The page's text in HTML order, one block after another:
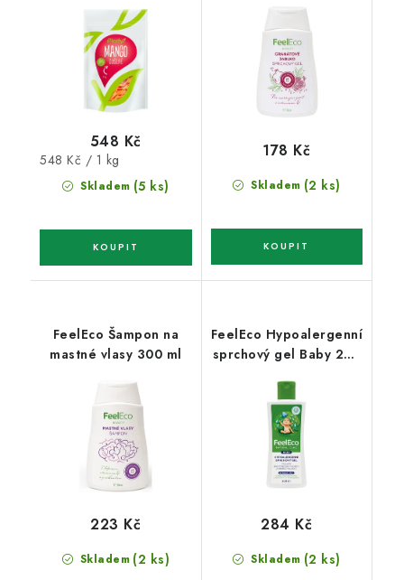
Skladem (5 ks)
548 Kč
Měrná
cena:
548 Kč / 1 kg
Skladem (2 ks)
178 Kč
FeelEco Šampon na
mastné vlasy 300 ml
Skladem (2 ks)
223 Kč
FeelEco Hypoalergenní
sprchový gel Baby 200
Skladem (2 ks)
284 Kč